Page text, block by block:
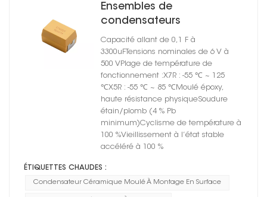
Ensembles de
condensateurs
céramiques moulés à
montage en surface série
CT4502 X7R
Capacité allant de 0,1 F à
3300uFTensions nominales de 6 V à
500 VPlage de température de
fonctionnement :X7R : -55 ℃ ~ 125
℃X5R : -55 ℃ ~ 85 ℃Moulé époxy,
haute résistance physiqueSoudure
étain/plomb (4 % Pb
minimum)Cyclisme de température à
100 %Vieillissement à l’état stable
accéléré à 100 %
ÉTIQUETTES CHAUDES :
Condensateur Céramique Moulé À Montage En Surface